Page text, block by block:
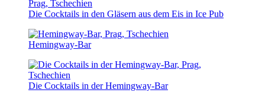
Die Cocktails in den Gläsern aus dem Eis in Ice Pub
Hemingway-Bar
Die Cocktails in der Hemingway-Bar